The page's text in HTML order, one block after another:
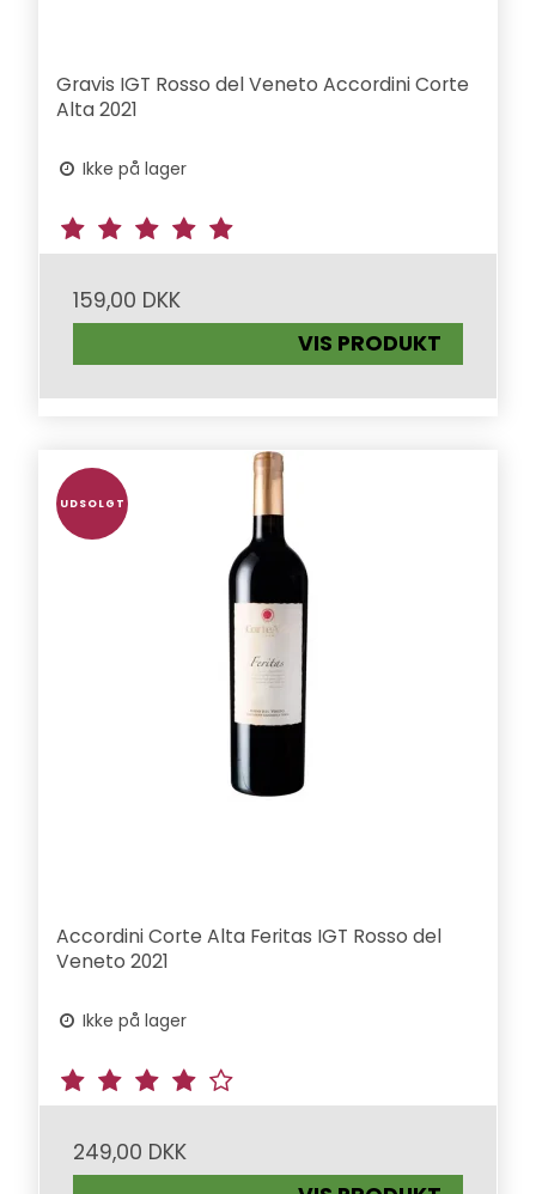
Gravis IGT Rosso del Veneto Accordini Corte
Alta 2021
Ikke på lager
159,00 DKK
VIS PRODUKT
UDSOLGT
Accordini Corte Alta Feritas IGT Rosso del
Veneto 2021
Ikke på lager
249,00 DKK